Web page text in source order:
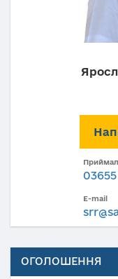
E-mail
ОГОЛОШЕННЯ